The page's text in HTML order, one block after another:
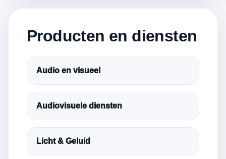
Producten en diensten
Audio en visueel
Audiovisuele diensten
Licht & Geluid